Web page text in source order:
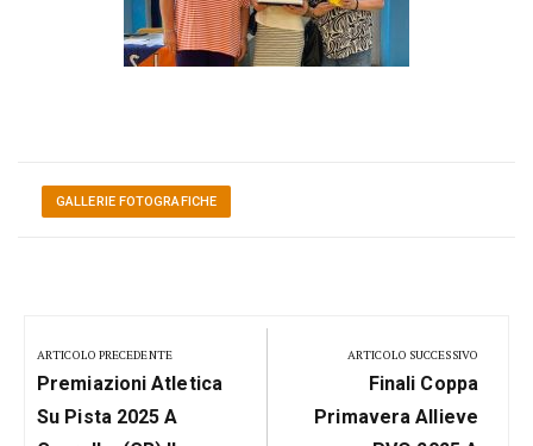
GALLERIE FOTOGRAFICHE
articoli
ARTICOLO PRECEDENTE
Previous
Post:
Premiazioni Atletica
Su Pista 2025 A
ARTICOLO SUCCESSIVO
Next
Post:
Finali Coppa
Primavera Allieve